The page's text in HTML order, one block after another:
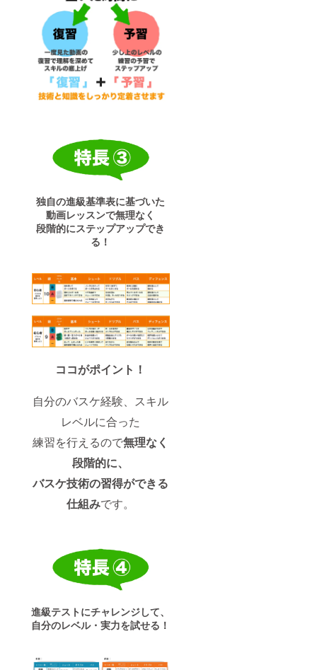
独自の進級基準表に基づいた
動画レッスンで無理なく
段階的にステップアップでき
る！
ココがポイント！
自分のバスケ経験、スキル
レベルに合った
練習を行えるので無理なく
段階的に、
バスケ技術の習得ができる
仕組みです。
進級テストにチャレンジして、
自分のレベル・実力を試せる！